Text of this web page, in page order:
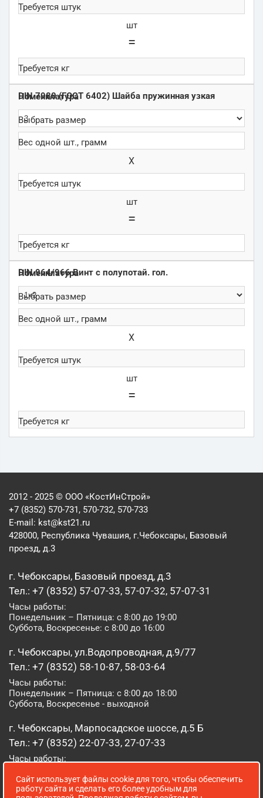
шт
=
DIN 7980 (ГОСТ 6402) Шайба пружинная узкая
Х
шт
=
DIN 964/966 Винт с полупотай. гол.
Х
шт
=
2012 - 2025 © ООО «КостИнСтрой»
+7 (8352) 570-731, 570-732, 570-733
E-mail: kst@kst21.ru
428000, Республика Чувашия, г.Чебоксары, Базовый
проезд, д.3
г. Чебоксары, Базовый проезд, д.3
Тел.: +7 (8352) 57-07-33, 57-07-32, 57-07-31
Часы работы:
Понедельник – Пятница: с 8:00 до 19:00
Суббота, Воскресенье: с 8:00 до 16:00
г. Чебоксары, ул.Водопроводная, д.9/77
Тел.: +7 (8352) 58-10-87, 58-03-64
Часы работы:
Понедельник – Пятница: с 8:00 до 18:00
Суббота, Воскресенье - выходной
г. Чебоксары, Марпосадское шоссе, д.5 Б
Тел.: +7 (8352) 22-07-33, 27-07-33
Часы работы:
Суббота, Воскресенье: с 8:00 до 16:00
Сайт использует файлы cookie для того, чтобы обеспечить
работу сайта и сделать его более удобным для